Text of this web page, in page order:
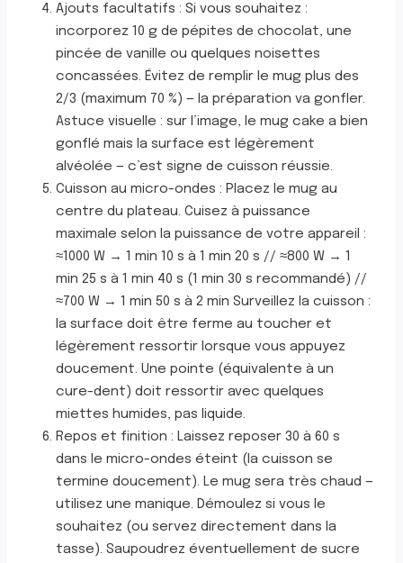
Ajouts facultatifs : Si vous souhaitez :
incorporez 10 g de pépites de chocolat, une
pincée de vanille ou quelques noisettes
concassées. Évitez de remplir le mug plus des
2/3 (maximum 70 %) — la préparation va gonfler.
Astuce visuelle : sur l’image, le mug cake a bien
gonflé mais la surface est légèrement
alvéolée — c’est signe de cuisson réussie.
Cuisson au micro-ondes : Placez le mug au
centre du plateau. Cuisez à puissance
maximale selon la puissance de votre appareil :
≈1000 W → 1 min 10 s à 1 min 20 s // ≈800 W → 1
min 25 s à 1 min 40 s (1 min 30 s recommandé) //
≈700 W → 1 min 50 s à 2 min Surveillez la cuisson :
la surface doit être ferme au toucher et
légèrement ressortir lorsque vous appuyez
doucement. Une pointe (équivalente à un
cure-dent) doit ressortir avec quelques
miettes humides, pas liquide.
Repos et finition : Laissez reposer 30 à 60 s
dans le micro-ondes éteint (la cuisson se
termine doucement). Le mug sera très chaud —
utilisez une manique. Démoulez si vous le
souhaitez (ou servez directement dans la
tasse). Saupoudrez éventuellement de sucre